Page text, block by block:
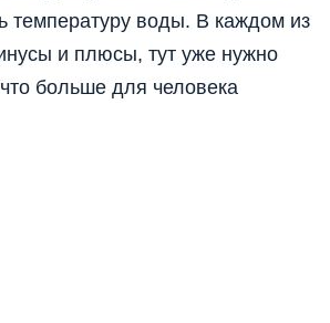
температуру воды. В каждом из
и плюсы, тут уже нужно
больше для человека